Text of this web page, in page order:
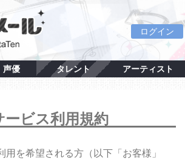
ログイン
声優 タレント アーティスト
ービス利用規約
用を希望される方（以下「お客様」